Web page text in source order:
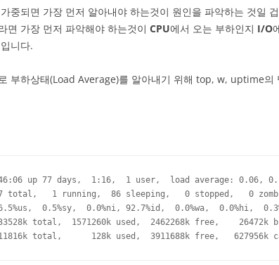
중되면 가장 먼저 알아내야 하는것이 원인을 파악하는 것일
면 가장 먼저 파악해야 하는것이 CPU에서 오는 부하인지 I/O
니다.
부하상태(Load Average)를 알아내기 위해 top, w, uptime의
up 77 days,  1:16,  1 user,  load average: 0.06,
total,   1 running,  86 sleeping,   0 stopped,   0
0.5%sy,  0.0%ni, 92.7%id,  0.0%wa,  0.0%hi,
total,  1571260k used,  2462268k free,    26472k
total,      128k used,  3911688k free,   627956k